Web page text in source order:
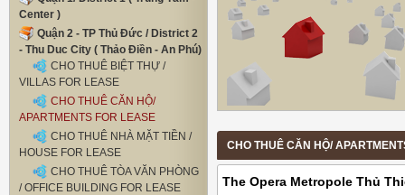
Center )
Quận 2 - TP Thủ Đức / District 2
- Thu Duc City ( Thảo Điền - An Phú)
CHO THUÊ BIỆT THỰ /
VILLAS FOR LEASE
CHO THUÊ CĂN HỘ/
APARTMENTS FOR LEASE
CHO THUÊ NHÀ MẶT TIỀN /
HOUSE FOR LEASE
CHO THUÊ TÒA VĂN PHÒNG
/ OFFICE BUILDING FOR LEASE
CHO THUÊ CĂN HỘ/
The Opera Metropole Thủ